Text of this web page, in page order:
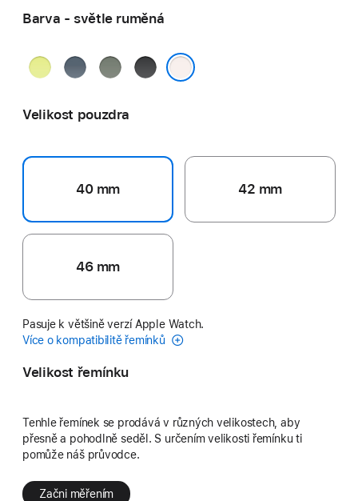
Barva - světle ruměná
neonověocelovězelenošedá
černá
Velikost pouzdra
40 mm 42 mm
46 mm
Pasuje k většině verzí Apple Watch.
Více o kompatibilitě řemínků
Velikost řemínku
Tenhle řemínek se prodává v různých velikostech, aby
přesně a pohodlně seděl. S určením velikosti řemínku ti
pomůže náš průvodce.
Začni měřením